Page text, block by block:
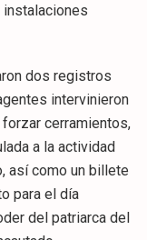
dos registros
intervinieron
cerramientos,
a la actividad
así como un billete
para el día
del patriarca del